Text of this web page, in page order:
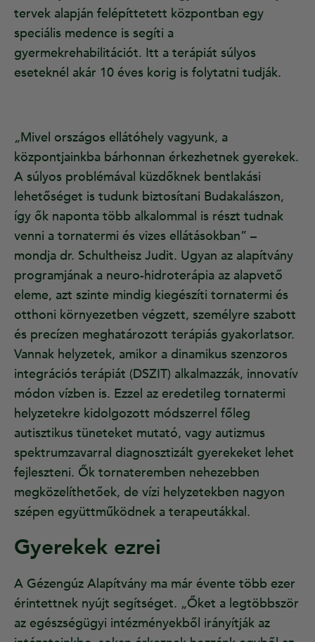
tervek alapján felépíttetett központban egy
speciális medence is segíti a
gyermekrehabilitációt. Itt a terápiát súlyos
eseteknél akár 10 éves korig is folytatni tudják.
„Mivel országos ellátóhely vagyunk, a
központjainkba bárhonnan érkezhetnek gyerekek.
A súlyos problémával küzdőknek bentlakási
lehetőséget is tudunk biztosítani Budakalászon,
így ők naponta több alkalommal is részt tudnak
venni a tornatermi és vizes ellátásokban” –
mondja dr. Schultheisz Judit. Ugyan az alapítvány
programjának a neuro-hidroterápia az alapvető
eleme, azt szinte mindig kiegészíti tornatermi és
otthoni környezetben végzett, személyre szabott
és precízen meghatározott terápiás gyakorlatsor.
Vannak helyzetek, amikor a dinamikus szenzoros
integrációs terápiát (DSZIT) alkalmazzák, innovatív
módon vízben is. Ezzel az eredetileg tornatermi
helyzetekre kidolgozott módszerrel főleg
autisztikus tüneteket mutató, vagy autizmus
spektrumzavarral diagnosztizált gyerekeket lehet
fejleszteni. Ők tornateremben nehezebben
megközelíthetőek, de vízi helyzetekben nagyon
szépen együttműködnek a terapeutákkal.
Gyerekek ezrei
A Gézengúz Alapítvány ma már évente több ezer
érintettnek nyújt segítséget. „Őket a legtöbbször
az egészségügyi intézményekből irányítják az